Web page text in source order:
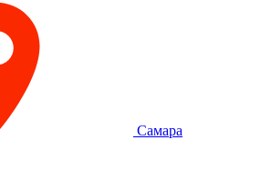
Самара